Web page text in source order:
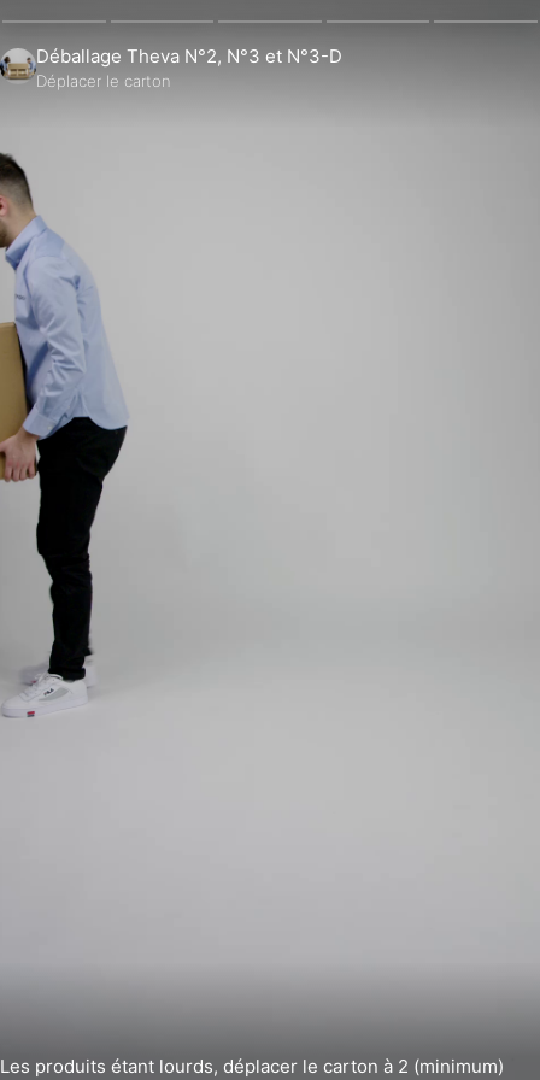
Déballage Theva N°2, N°3 et N°3-D
Déplacer le carton
Les produits étant lourds, déplacer le carton à 2 (minimum)